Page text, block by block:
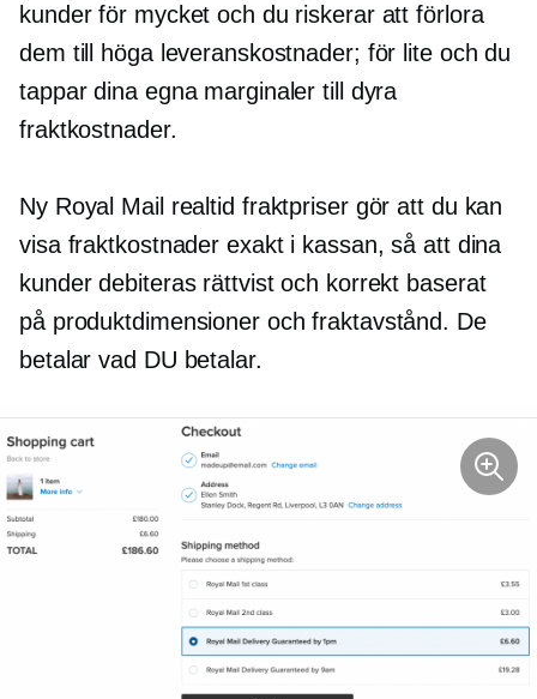
kunder för mycket och du riskerar att förlora
dem till höga leveranskostnader; för lite och du
tappar dina egna marginaler till dyra
fraktkostnader.
Ny Royal Mail realtid fraktpriser gör att du kan
visa fraktkostnader exakt i kassan, så att dina
kunder debiteras rättvist och korrekt baserat
på produktdimensioner och fraktavstånd. De
betalar vad DU betalar.